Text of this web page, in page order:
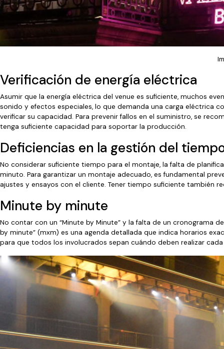
Verificación de energía eléctrica
Asumir que la energía eléctrica del venue es suficiente, muchos
sonido y efectos especiales, lo que demanda una carga eléctrica
verificar su capacidad. Para prevenir fallos en el suministro, se
tenga suficiente capacidad para soportar la producción.
Deficiencias en la gestión del
No considerar suficiente tiempo para el montaje, la falta de
minuto. Para garantizar un montaje adecuado, es fundamental
ajustes y ensayos con el cliente. Tener tiempo suficiente también
Minute by minute
No contar con un “Minute by Minute” y la falta de un cronograma
by minute” (mxm) es una agenda detallada que indica horarios
para que todos los involucrados sepan cuándo deben realizar